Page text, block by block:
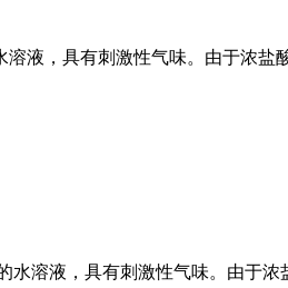
溶液，具有刺激性气味。由于浓
水溶液，具有刺激性气味。由于